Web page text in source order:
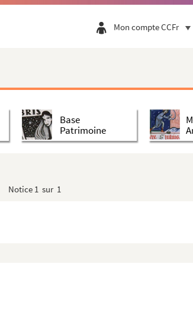
Mon compte CCFr
Base
Patrimoine
Notice 1 sur 1